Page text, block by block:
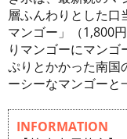
層ふんわりとした口
マンゴー」（1,800
りマンゴーにマン
ぷりとかかった南国
ーシーなマンゴーと
INFORMATION